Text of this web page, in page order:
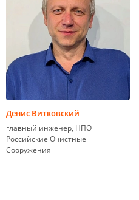
Денис Витковский
главный инженер, НПО
Российские Очистные
Сооружения